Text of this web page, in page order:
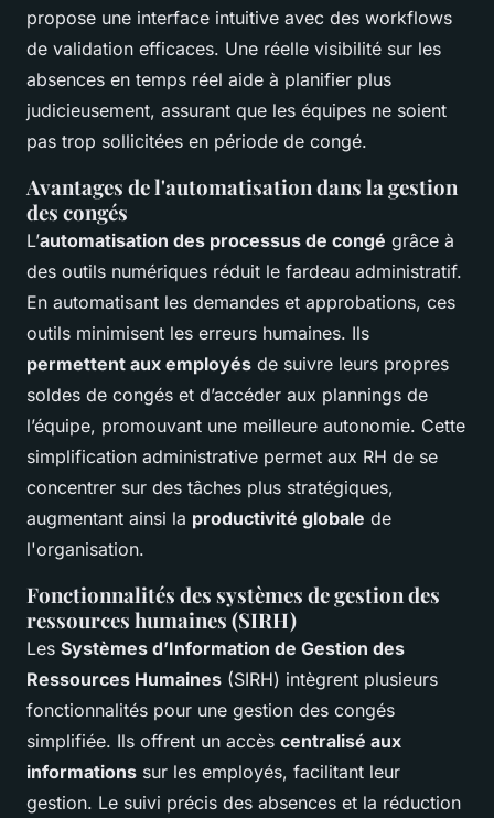
propose une interface intuitive avec des workflows
de validation efficaces. Une réelle visibilité sur les
absences en temps réel aide à planifier plus
judicieusement, assurant que les équipes ne soient
pas trop sollicitées en période de congé.
Avantages de l'automatisation dans la gestion
des congés
L’automatisation des processus de congé grâce à
des outils numériques réduit le fardeau administratif.
En automatisant les demandes et approbations, ces
outils minimisent les erreurs humaines. Ils
permettent aux employés de suivre leurs propres
soldes de congés et d’accéder aux plannings de
l’équipe, promouvant une meilleure autonomie. Cette
simplification administrative permet aux RH de se
concentrer sur des tâches plus stratégiques,
augmentant ainsi la productivité globale de
l'organisation.
Fonctionnalités des systèmes de gestion des
ressources humaines (SIRH)
Les Systèmes d’Information de Gestion des
Ressources Humaines (SIRH) intègrent plusieurs
fonctionnalités pour une gestion des congés
simplifiée. Ils offrent un accès centralisé aux
informations sur les employés, facilitant leur
gestion. Le suivi précis des absences et la réduction